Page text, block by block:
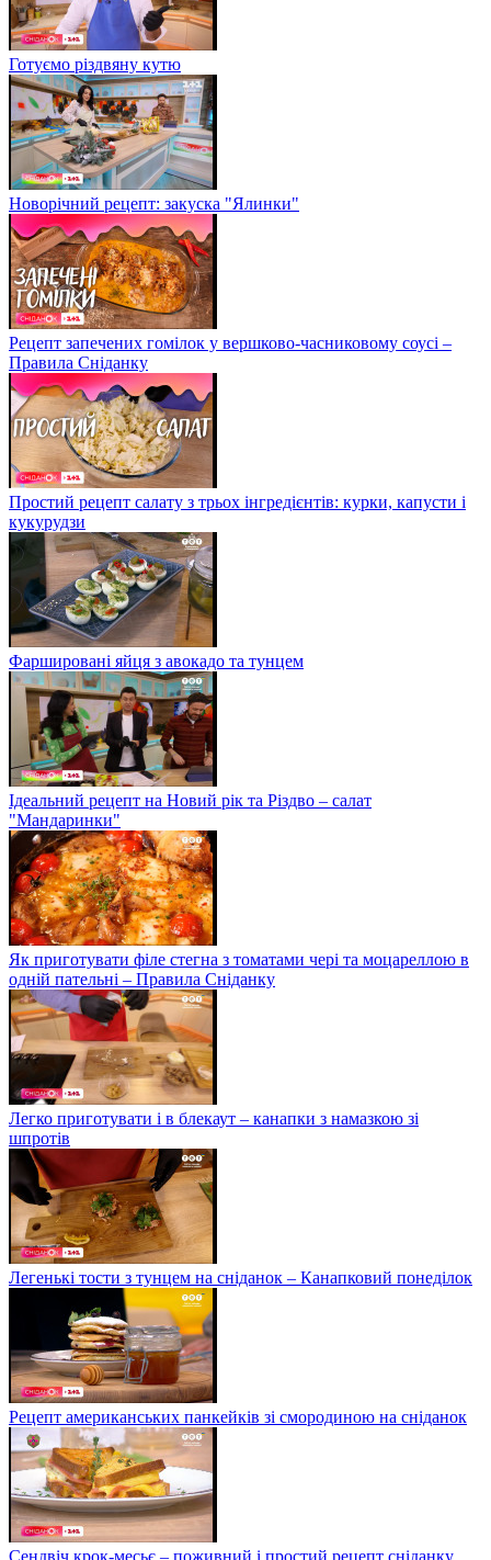
Готуємо різдвяну кутю
Новорічний рецепт: закуска "Ялинки"
Рецепт запечених гомілок у вершково-часниковому соусі –
Правила Сніданку
Простий рецепт салату з трьох інгредієнтів: курки, капусти і
кукурудзи
Фаршировані яйця з авокадо та тунцем
Ідеальний рецепт на Новий рік та Різдво – салат
"Мандаринки"
Як приготувати філе стегна з томатами чері та моцареллою в
одній пательні – Правила Сніданку
Легко приготувати і в блекаут – канапки з намазкою зі
шпротів
Легенькі тости з тунцем на сніданок – Канапковий понеділок
Рецепт американських панкейків зі смородиною на сніданок
Сендвіч крок-месьє – поживний і простий рецепт сніданку